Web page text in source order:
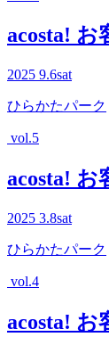
acosta! お
2025 9.6sat
ひらかたパーク
vol.5
acosta! お
2025 3.8sat
ひらかたパーク
vol.4
acosta! お